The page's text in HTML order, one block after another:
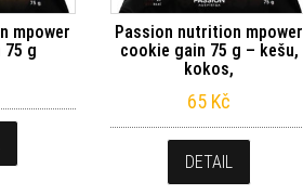
mpower
75 g
Passion nutrition mpower
cookie gain 75 g – kešu,
kokos,
65 Kč
DETAIL